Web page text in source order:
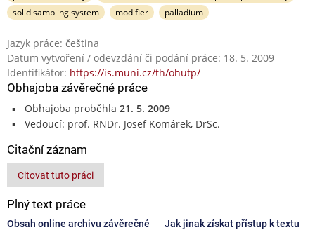
solid sampling system
modifier palladium
Jazyk práce: čeština
Datum vytvoření / odevzdání či podání práce: 18. 5. 2009
Identifikátor: https://is.muni.cz/th/ohutp/
Obhajoba závěrečné práce
Obhajoba proběhla 21. 5. 2009
Vedoucí: prof. RNDr. Josef Komárek, DrSc.
Citační záznam
Citovat tuto práci
Plný text práce
Obsah online archivu závěrečné
Jak jinak získat přístup k textu